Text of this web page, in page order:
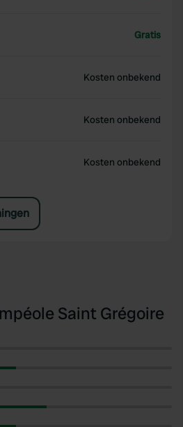
Gratis
Kosten onbekend
Kosten onbekend
Kosten onbekend
Saint Grégoire